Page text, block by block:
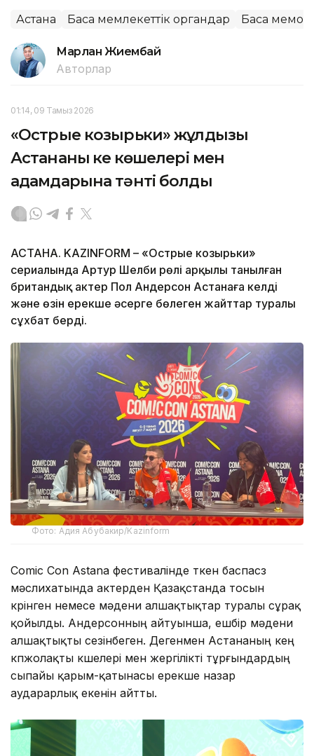
Астана Басқа мемлекеттік органдар Басқа
Марлан Жиембай
Авторлар
01:14, 09 Тамыз 2026
«Острые козырьки» жұлдызы
Астананың кең көшелері мен
адамдарына тәнті болды
АСТАНА. KAZINFORM – «Острые козырьки»
сериалында Артур Шелби рөлі арқылы танылған
британдық актер Пол Андерсон Астанаға келді
және өзін ерекше әсерге бөлеген жайттар туралы
сұхбат берді.
Фото: Адия Абубакир/Kazinform
Comic Con Astana фестивалінде өткен баспасөз
мәслихатында актерден Қазақстанда тосын
көрінген немесе мәдени алшақтықтар туралы сұрақ
қойылды. Андерсонның айтуынша, ешбір мәдени
алшақтықты сезінбеген. Дегенмен Астананың кең
көпжолақты көшелері мен жергілікті тұрғындардың
сыпайы қарым-қатынасы ерекше назар
аударарлық екенін айтты.